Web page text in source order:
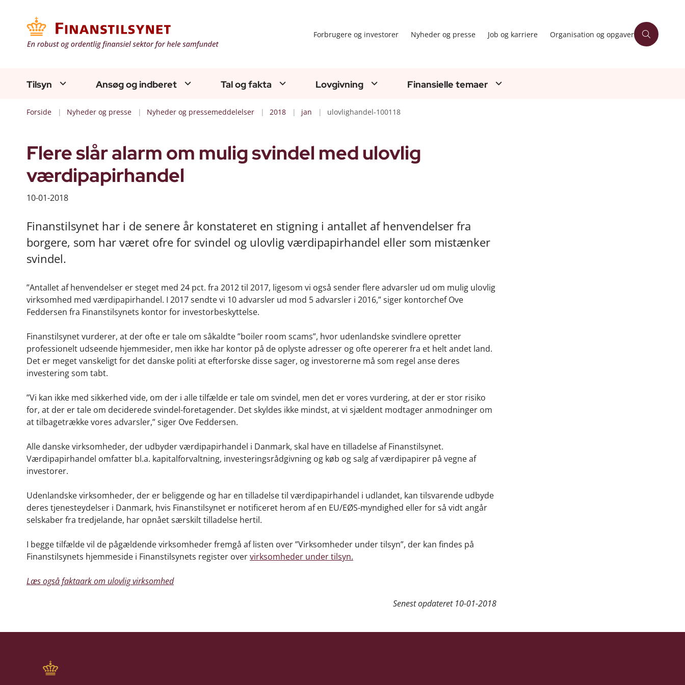
Forbrugere og investorer Nyheder og presse Job og karriere Organisation og opgaver
Tilsyn Ansøg og indberet Tal og fakta Lovgivning Finansielle temaer
Forside Nyheder og presse Nyheder og pressemeddelelser 2018 jan ulovlighandel-100118
Flere slår alarm om mulig svindel med ulovlig
værdipapirhandel
10-01-2018
Finanstilsynet har i de senere år konstateret en stigning i antallet af henvendelser fra
borgere, som har været ofre for svindel og ulovlig værdipapirhandel eller som mistænker
svindel.
”Antallet af henvendelser er steget med 24 pct. fra 2012 til 2017, ligesom vi også sender flere advarsler ud om mulig ulovlig
virksomhed med værdipapirhandel. I 2017 sendte vi 10 advarsler ud mod 5 advarsler i 2016,” siger kontorchef Ove
Feddersen fra Finanstilsynets kontor for investorbeskyttelse.
Finanstilsynet vurderer, at der ofte er tale om såkaldte ”boiler room scams”, hvor udenlandske svindlere opretter
professionelt udseende hjemmesider, men ikke har kontor på de oplyste adresser og ofte opererer fra et helt andet land.
Det er meget vanskeligt for det danske politi at efterforske disse sager, og investorerne må som regel anse deres
investering som tabt.
”Vi kan ikke med sikkerhed vide, om der i alle tilfælde er tale om svindel, men det er vores vurdering, at der er stor risiko
for, at der er tale om deciderede svindel-foretagender. Det skyldes ikke mindst, at vi sjældent modtager anmodninger om
at tilbagetrække vores advarsler,” siger Ove Feddersen.
Alle danske virksomheder, der udbyder værdipapirhandel i Danmark, skal have en tilladelse af Finanstilsynet.
Værdipapirhandel omfatter bl.a. kapitalforvaltning, investeringsrådgivning og køb og salg af værdipapirer på vegne af
investorer.
Udenlandske virksomheder, der er beliggende og har en tilladelse til værdipapirhandel i udlandet, kan tilsvarende udbyde
deres tjenesteydelser i Danmark, hvis Finanstilsynet er notificeret herom af en EU/EØS-myndighed eller for så vidt angår
selskaber fra tredjelande, har opnået særskilt tilladelse hertil.
I begge tilfælde vil de pågældende virksomheder fremgå af listen over ”Virksomheder under tilsyn”, der kan findes på
Finanstilsynets hjemmeside i Finanstilsynets register overvirksomheder under tilsyn.
Læs også faktaark om ulovlig virksomhed
Senest opdateret 10-01-2018